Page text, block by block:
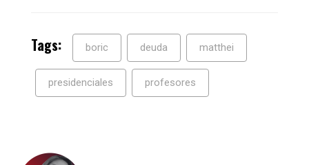
Tags: boric deuda matthei
presidenciales profesores